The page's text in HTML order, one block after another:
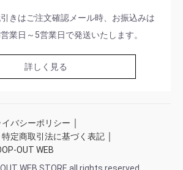
きはご注文確認メール時、お振込みは
業日～5営業日で発送いたします。
詳しく見る
イバシーポリシー
特定商取引法に基づく表記
OUT WEB